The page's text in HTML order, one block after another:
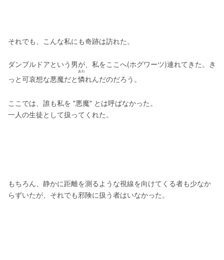
それでも、こんな私にも奇跡は訪れた。
ダンブルドアという男が、私をここへ(ホグワーツ)連れてきた。き
っと可哀想な悪魔だと憐
あわ
れんだのだろう。
ここでは、誰も私を "悪魔" とは呼ばなかった。
一人の生徒として扱ってくれた。
もちろん、静かに距離を測るような視線を向けてくる者も少なか
らずいたが、それでも邪険に扱う者はいなかった。